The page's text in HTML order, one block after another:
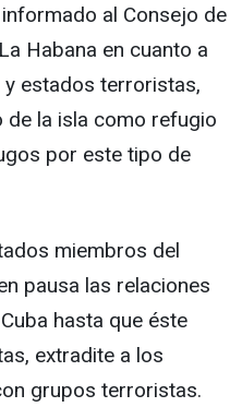
al Consejo de
Habana en cuanto a
estados terroristas,
la isla como refugio
por este tipo de
miembros del
pausa las relaciones
hasta que éste
extradite a los
grupos terroristas.